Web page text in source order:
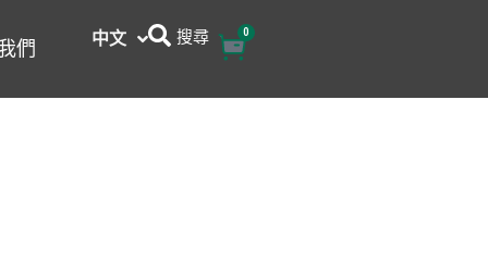
們 中文
English 搜尋 0購
籃